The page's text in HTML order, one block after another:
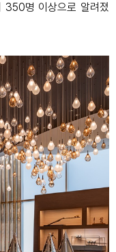
350명 이상으로 알려졌